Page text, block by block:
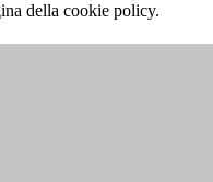
della cookie policy.